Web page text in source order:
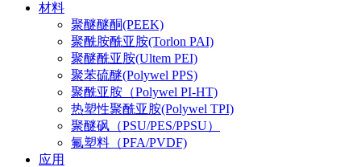
材料
聚醚醚酮(PEEK)
聚酰胺酰亚胺(Torlon PAI)
聚醚酰亚胺(Ultem PEI)
聚苯硫醚(Polywel PPS)
聚酰亚胺（Polywel PI-HT)
热塑性聚酰亚胺(Polywel TPI)
聚醚砜（PSU/PES/PPSU）
氟塑料（PFA/PVDF)
应用